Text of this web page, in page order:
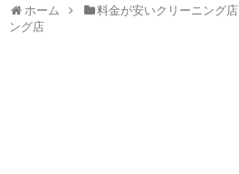
ホーム 料金が安いクリーニング店
ング店